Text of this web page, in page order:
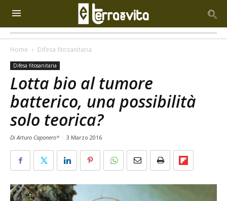
Home Difesa fitosanitaria
Difesa fitosanitaria
Lotta bio al tumore
batterico, una possibilità
solo teorica?
Di Arturo Caponero* - 3 Marzo 2016